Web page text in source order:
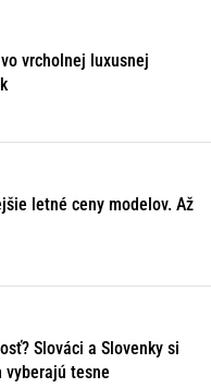
vrcholnej luxusnej
letné ceny modelov. Až
Slováci a Slovenky si
vyberajú tesne